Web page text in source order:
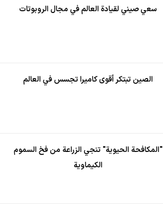
سعي صيني لقيادة العالم في مجال الروبوتات
الصين تبتكر أقوى كاميرا تجسس في العالم
"المكافحة الحيوية" تنجي الزراعة من فخ السموم
الكيماوية